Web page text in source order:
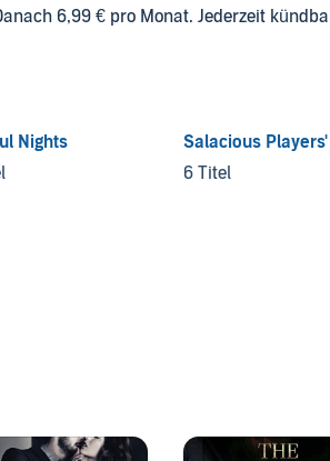
6,99 € pro Monat. Jederzeit
Nights
Salacious
6 Titel